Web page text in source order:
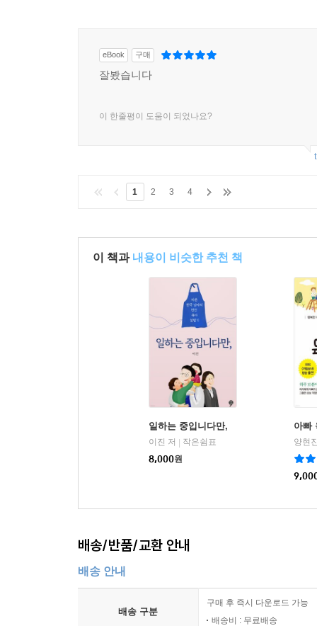
eBook 구매
잘봤습니다
이 한줄평이 도움이 되었나요?
1 2 3 4
이 책과 내용이 비슷한 추천 책
일하는 중입니다만,
이진 저 | 작은쉼표
8,000원
아빠
양현
배송/반품/교환 안내
배송 안내
배송 구분
구매 후 즉시 다운로드 가능
배송비 : 무료배송